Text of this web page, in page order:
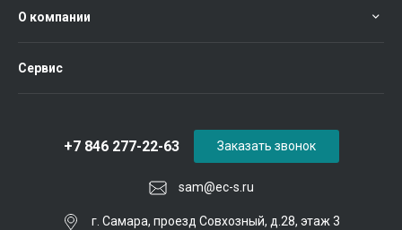
О компании
Сервис
sam@ec-s.ru
+7 846 277-22-63
г. Самара, проезд Совхозный, д.28, этаж 3
Заказать звонок